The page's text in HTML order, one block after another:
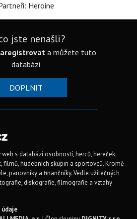
Heroine
jste nenašli?
a můžete tuto
databázi
DOPLNIT
web s databází osobností, herců, hereček,
filmů, hudebních skupin a sportovců. Kromě
panovníky a finančníky. Vedle užitečných
diskografie, filmografie a vztahy
údaje